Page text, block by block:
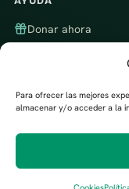
Para ofrecer las mejores
almacenar y/o acceder a la
Donar ahora
© 2026 Fundación
Privacidad·